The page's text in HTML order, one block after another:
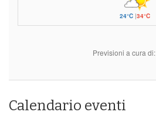
24°C|34°C
Previsioni a cura di:
Calendario eventi